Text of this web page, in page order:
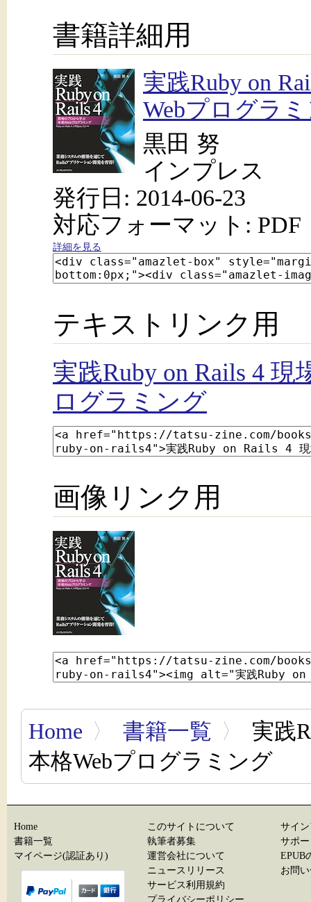
書籍詳細用
実践Ruby on
Webプログラ
黒田 努
インプレス
発行日: 2014-06-23
対応フォーマット: PDF
詳細を見る
テキストリンク用
実践Ruby on Rails 4
ログラミング
画像リンク用
Home 〉 書籍一覧 〉
実践
本格Webプログラミング
Home
書籍一覧
マイページ(認証あり)
このサイトについて
執筆者募集
運営会社について
ニュースリリース
サービス利用規約
プライバシーポリシー
サイ
サポ
EPUB
お問